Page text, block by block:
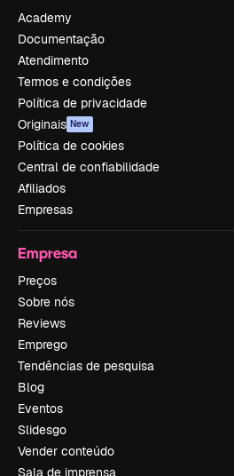
Academy
Documentação
Atendimento
Termos e condições
Política de privacidade
Originais New
Política de cookies
Central de confiabilidade
Afiliados
Empresas
Empresa
Preços
Sobre nós
Reviews
Emprego
Tendências de pesquisa
Blog
Eventos
Slidesgo
Vender conteúdo
Sala de imprensa